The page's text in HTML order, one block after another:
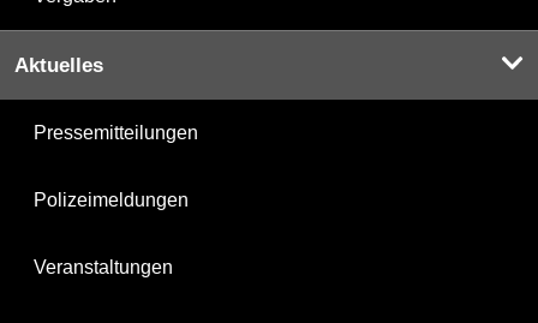
Aktuelles
Pressemitteilungen
Polizeimeldungen
Veranstaltungen